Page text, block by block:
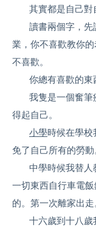
其實都是自己對
讀書兩個字，先
業，你不喜歡教你
不喜歡。
你總有喜歡的東
我隻是一個奮
得起自己。
小學時候在學校
免了自己所有的勞動
中學時候我替人
一切東西自行車電
的。第一次離家出走
十六歲到十八歲